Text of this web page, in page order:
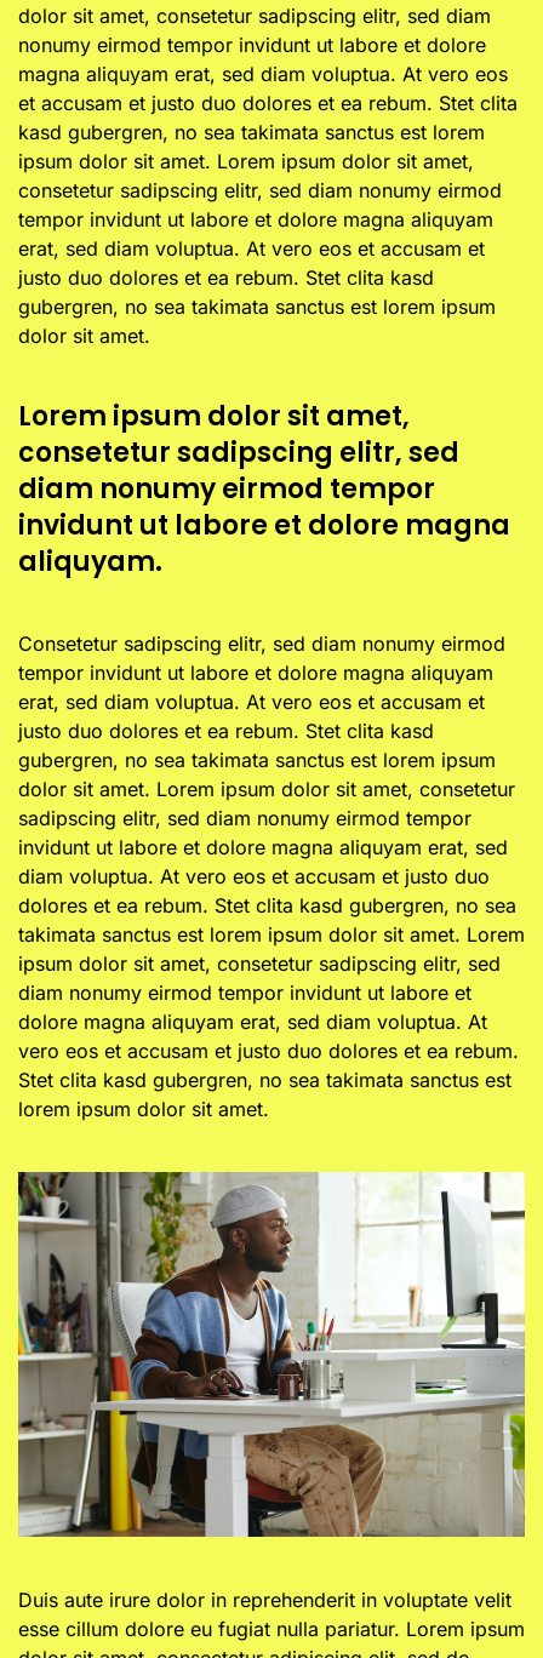
dolor sit amet, consetetur sadipscing elitr, sed diam
nonumy eirmod tempor invidunt ut labore et dolore
magna aliquyam erat, sed diam voluptua. At vero eos
et accusam et justo duo dolores et ea rebum. Stet clita
kasd gubergren, no sea takimata sanctus est lorem
ipsum dolor sit amet. Lorem ipsum dolor sit amet,
consetetur sadipscing elitr, sed diam nonumy eirmod
tempor invidunt ut labore et dolore magna aliquyam
erat, sed diam voluptua. At vero eos et accusam et
justo duo dolores et ea rebum. Stet clita kasd
gubergren, no sea takimata sanctus est lorem ipsum
dolor sit amet.
Lorem ipsum dolor sit amet,
consetetur sadipscing elitr, sed
diam nonumy eirmod tempor
invidunt ut labore et dolore magna
aliquyam.
Consetetur sadipscing elitr, sed diam nonumy eirmod
tempor invidunt ut labore et dolore magna aliquyam
erat, sed diam voluptua. At vero eos et accusam et
justo duo dolores et ea rebum. Stet clita kasd
gubergren, no sea takimata sanctus est lorem ipsum
dolor sit amet. Lorem ipsum dolor sit amet, consetetur
sadipscing elitr, sed diam nonumy eirmod tempor
invidunt ut labore et dolore magna aliquyam erat, sed
diam voluptua. At vero eos et accusam et justo duo
dolores et ea rebum. Stet clita kasd gubergren, no sea
takimata sanctus est lorem ipsum dolor sit amet. Lorem
ipsum dolor sit amet, consetetur sadipscing elitr, sed
diam nonumy eirmod tempor invidunt ut labore et
dolore magna aliquyam erat, sed diam voluptua. At
vero eos et accusam et justo duo dolores et ea rebum.
Stet clita kasd gubergren, no sea takimata sanctus est
lorem ipsum dolor sit amet.
Duis aute irure dolor in reprehenderit in voluptate velit
esse cillum dolore eu fugiat nulla pariatur. Lorem ipsum